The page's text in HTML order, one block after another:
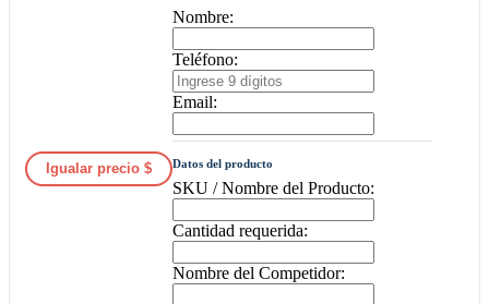
Igualar precio $
Nombre:
Teléfono:
Email:
Datos del producto
SKU / Nombre del Producto:
Cantidad requerida:
Nombre del Competidor: